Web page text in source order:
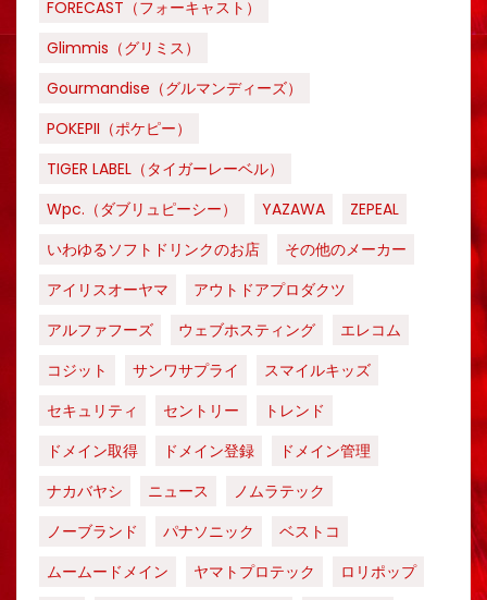
FORECAST（フォーキャスト）
Glimmis（グリミス）
Gourmandise（グルマンディーズ）
POKEPII（ポケピー）
TIGER LABEL（タイガーレーベル）
Wpc.（ダブリュピーシー）
YAZAWA
ZEPEAL
いわゆるソフトドリンクのお店
その他のメーカー
アイリスオーヤマ
アウトドアプロダクツ
アルファフーズ
ウェブホスティング
エレコム
コジット
サンワサプライ
スマイルキッズ
セキュリティ
セントリー
トレンド
ドメイン取得
ドメイン登録
ドメイン管理
ナカバヤシ
ニュース
ノムラテック
ノーブランド
パナソニック
ベストコ
ムームードメイン
ヤマトプロテック
ロリポップ